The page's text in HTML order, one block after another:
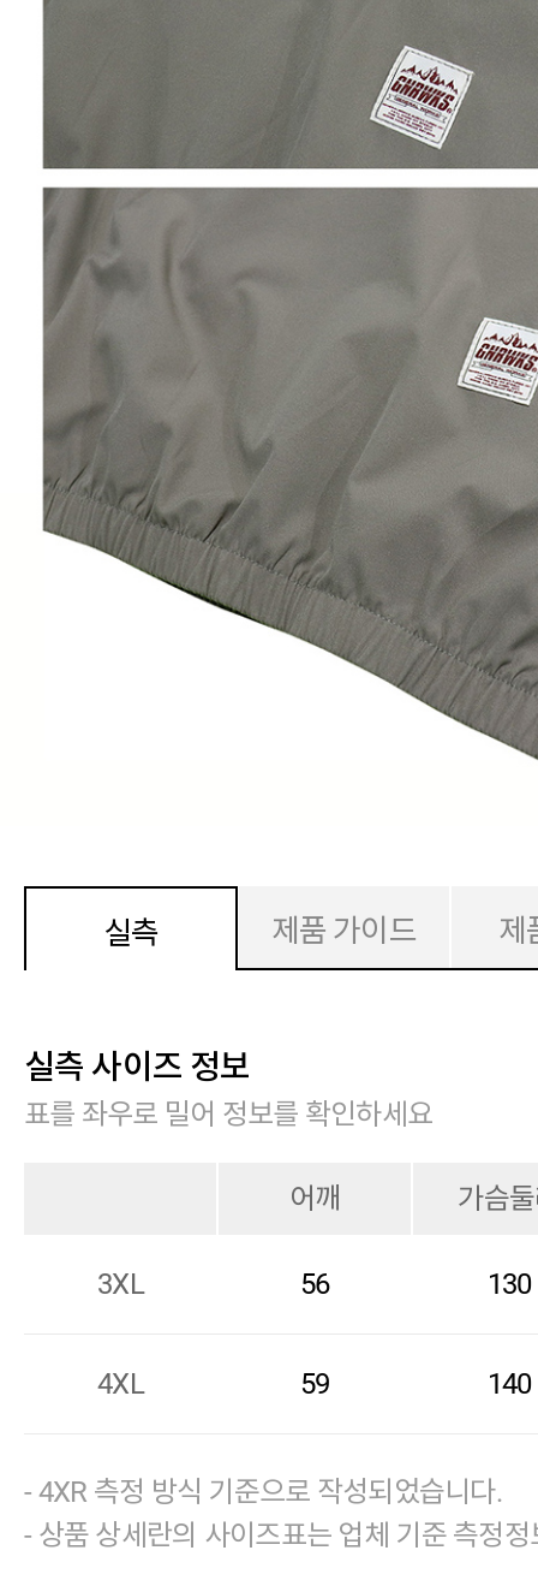
실측 제품 가이드 제
실측 사이즈 정보
표를 좌우로 밀어 정보를 확인하세요
어깨 가슴
3XL 56 130
4XL 59 140
- 4XR 측정 방식 기준으로 작성되었습니다.
- 상품 상세란의 사이즈표는 업체 기준 측정정